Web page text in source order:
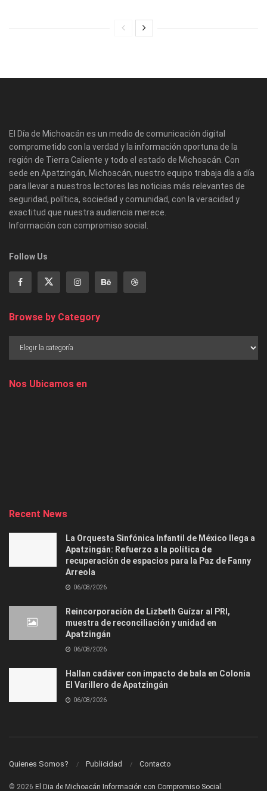
El Día de Michoacán es un medio de comunicación digital
comprometido con la verdad y la información oportuna de la
región de Tierra Caliente y todo el estado de Michoacán. Con
sede en Apatzingán, Michoacán, nuestro equipo trabaja día a día
para llevar a nuestros lectores las noticias más relevantes de
seguridad, política, sociedad y comunidad, con la veracidad y
exactitud que nuestra audiencia merece.
Información con compromiso social.
Follow Us
Browse by Category
Nos Ubicamos en
Recent News
La Orquesta Sinfónica Infantil de México llega a
Apatzingán: Refuerzo a la política de
recuperación de espacios para la Paz de Fanny
Arreola
06/08/2026
Reincorporación de Lizbeth Guízar al PRI,
muestra de reconciliación y unidad en
Apatzingán
06/08/2026
Hallan cadáver con impacto de bala en Colonia
El Varillero de Apatzingán
06/08/2026
Quienes Somos? Publicidad Contacto
© 2026 El Dia de Michoacán Información con Compromiso Social.